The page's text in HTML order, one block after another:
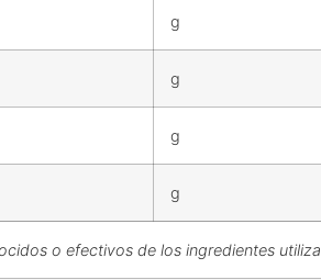
g
g
g
g
o efectivos de los ingredientes